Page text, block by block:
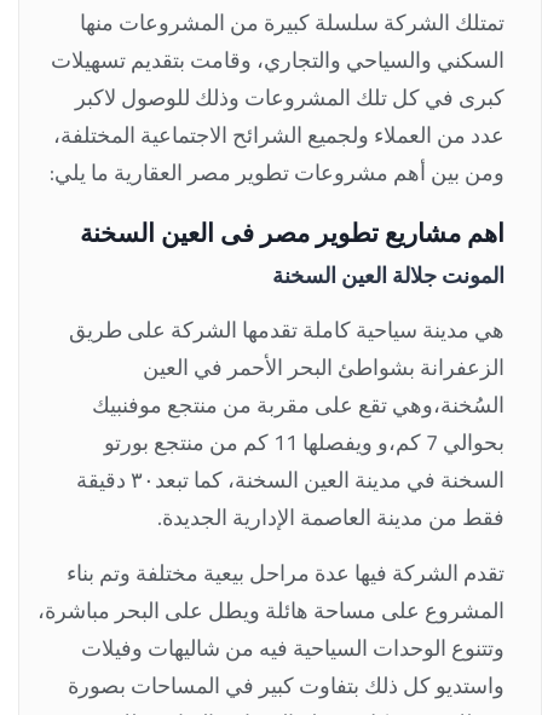
تمتلك الشركة سلسلة كبيرة من المشروعات منها
السكني والسياحي والتجاري، وقامت بتقديم تسهيلات
كبرى في كل تلك المشروعات وذلك للوصول لاكبر
عدد من العملاء ولجميع الشرائح الاجتماعية المختلفة،
ومن بين أهم مشروعات تطوير مصر العقارية ما يلي:
اهم مشاريع تطوير مصر فى العين السخنة
المونت جلالة العين السخنة
هي مدينة سياحية كاملة تقدمها الشركة على طريق
الزعفرانة بشواطئ البحر الأحمر في العين
السُخنة،وهي تقع على مقربة من منتجع موفنبيك
بحوالي 7 كم،و ويفصلها 11 كم من منتجع بورتو
السخنة في مدينة العين السخنة، كما تبعد٣٠ دقيقة
فقط من مدينة العاصمة الإدارية الجديدة.
تقدم الشركة فيها عدة مراحل بيعية مختلفة وتم بناء
المشروع على مساحة هائلة ويطل على البحر مباشرة،
وتتنوع الوحدات السياحية فيه من شاليهات وفيلات
واستديو كل ذلك بتفاوت كبير في المساحات بصورة